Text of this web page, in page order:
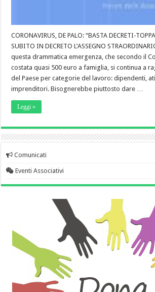
CORONAVIRUS, DE PALO: “BASTA DECRETI-
SUBITO IN DECRETO L’ASSEGNO
questa drammatica emergenza, che secondo il
costata quasi 500 euro a famiglia, si continua a
del Paese per categorie del lavoro: dipendenti,
imprenditori. Bisognerebbe piuttosto dare …
Leggi »
Comunicati
Eventi Associativi